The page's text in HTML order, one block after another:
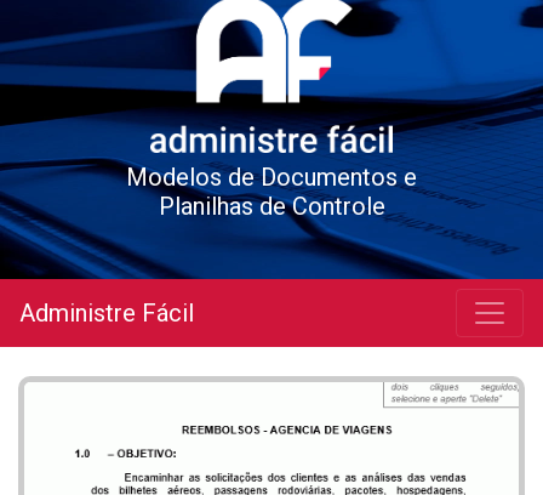
Modelos de Documentos e
Planilhas de Controle
Administre Fácil